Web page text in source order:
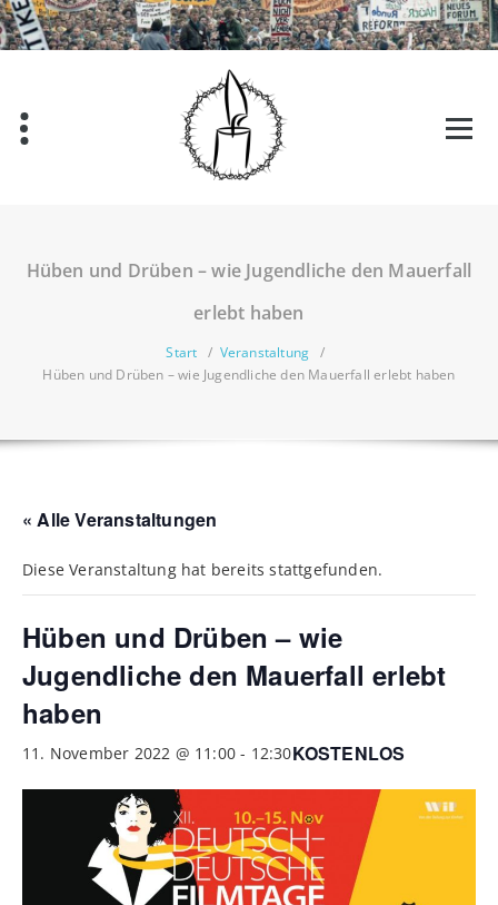
Zum
Inhalt
springen
Hüben und Drüben – wie Jugendliche den Mauerfall
erlebt haben
Start / Veranstaltung /
Hüben und Drüben – wie Jugendliche den Mauerfall erlebt haben
« Alle Veranstaltungen
Diese Veranstaltung hat bereits stattgefunden.
Hüben und Drüben – wie
Jugendliche den Mauerfall erlebt
haben
11. November 2022 @ 11:00 - 12:30KOSTENLOS